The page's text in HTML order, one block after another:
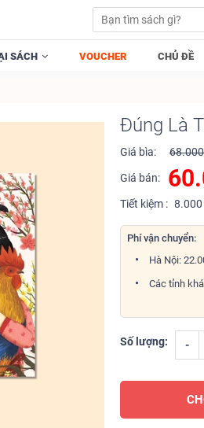
SÁCH VOUCHER CHỦ ĐỀ
Đúng Là
Giá bìa:
Giá bán:
Tiết kiệm : 8.000
Phí vận chuyển:
Hà Nội:
Các tỉnh
Số lượng: -